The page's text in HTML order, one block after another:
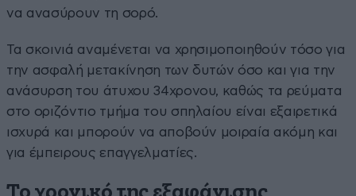
να ανασύρουν τη σορό.
Τα σκοινιά αναμένεται να χρησιμοποιηθούν τόσο για
την ασφαλή μετακίνηση των δυτών όσο και για την
ανάσυρση του άτυχου 34χρονου, καθώς τα ρεύματα
στο οριζόντιο τμήμα του σπηλαίου είναι εξαιρετικά
ισχυρά και μπορούν να αποβούν μοιραία ακόμη και
για έμπειρους επαγγελματίες.